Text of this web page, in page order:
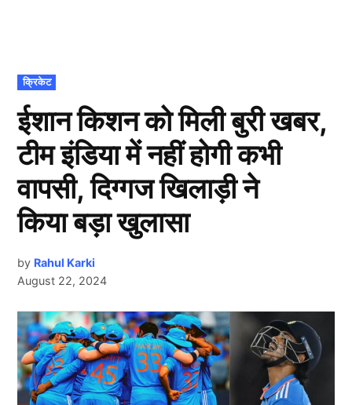
POSTED
IN
क्रिकेट
ईशान किशन को मिली बुरी खबर,
टीम इंडिया में नहीं होगी कभी
वापसी, दिग्गज खिलाड़ी ने
किया बड़ा खुलासा
by Rahul Karki
August 22, 2024